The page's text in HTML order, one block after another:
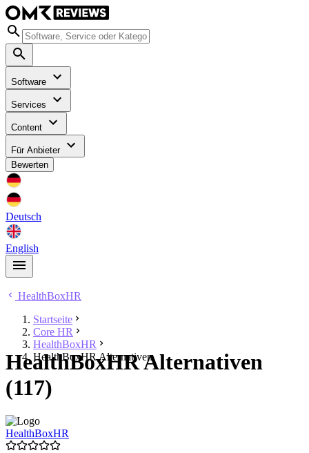
Software
Services
Content
Für Anbieter
Bewerten
Deutsch
English
HealthBoxHR
Startseite
Core HR
HealthBoxHR
HealthBoxHR Alternativen
HealthBoxHR Alternativen
(117)
HealthBoxHR